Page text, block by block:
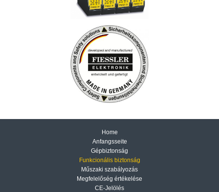
Home
Anfangsseite
Gépbiztonság
Funkcionális biztonság
Műszaki szabályozás
Megfelelőség értékelése
CE-Jelölés